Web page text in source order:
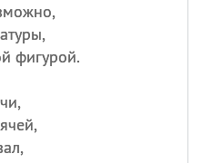
фигурой.